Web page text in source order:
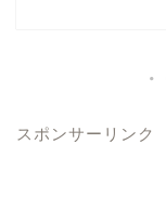
スポンサーリンク